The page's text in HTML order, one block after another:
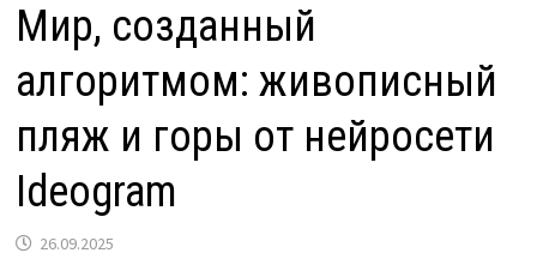
Мир, созданный
алгоритмом: живописный
пляж и горы от нейросети
Ideogram
26.09.2025